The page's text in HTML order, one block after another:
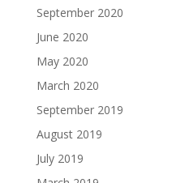
September 2020
June 2020
May 2020
March 2020
September 2019
August 2019
July 2019